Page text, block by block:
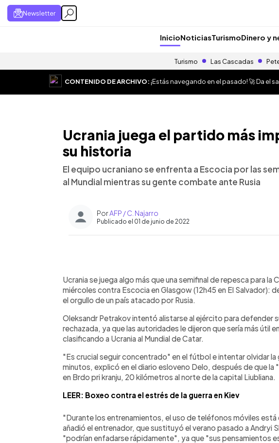
Newsletter
InicioNoticiasTurismoDinero y
Turismo Las Cascadas
CONTENIDO DE ARCHIVO:¡Estás navegando en el pasado! 🚀 Da el
Ucrania juega el partido más
su historia
El equipo ucraniano se enfrenta a Escocia por las
al Mundial mientras su gente combate ante Rusia
PorAFP / C. Najarro
Publicado el 01 de junio de 2022
► Escuchar artículo
Ucrania se juega algo más que una semifinal de repesca para la
miércoles contra Escocia en Glasgow (12h45 en El Salvador):
el orgullo de un país atacado por Rusia.
Oleksandr Petrakov intentó alistarse al ejército para defender
rechazada, ya que las autoridades le dijeron que sería más útil
clasificando a Ucrania al Mundial de Catar.
"Es crucial seguir concentrado" en el fútbol e intentar olvidar la
minutos, explicó en el diario esloveno Delo, después de que la
en Brdo pri kranju, 20 kilómetros al norte de la capital Liubliana.
LEER: Boxeo contra el estrés de la guerra en Kiev
"Durante los entrenamientos, el uso de teléfonos móviles
añadió el entrenador, que sustituyó el verano pasado a Andryi
"podrían enfadarse rápidamente", ya que "sus pensamientos